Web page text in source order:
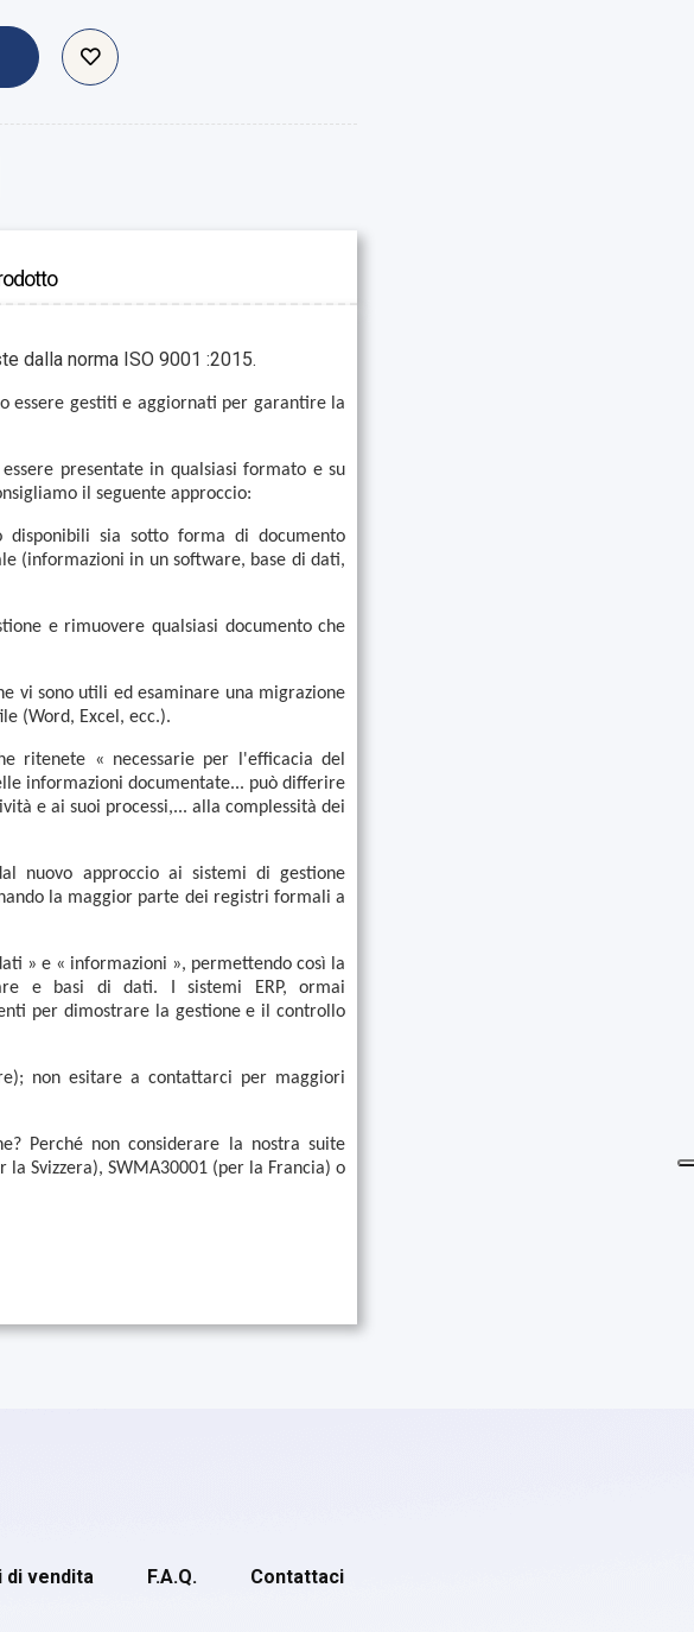
dalla norma ISO 9001 :2015.
essere gestiti e aggiornati per garantire la
presentate in qualsiasi formato e su
il seguente approccio:
disponibili sia sotto forma di documento
(informazioni in un software, base di dati,
e rimuovere qualsiasi documento che
vi sono utili ed esaminare una migrazione
(Word, Excel, ecc.).
ritenete « necessarie per l'efficacia del
informazioni documentate... può differire
e ai suoi processi,... alla complessità dei
nuovo approccio ai sistemi di gestione
la maggior parte dei registri formali a
» e « informazioni », permettendo così la
e basi di dati. I sistemi ERP, ormai
per dimostrare la gestione e il controllo
non esitare a contattarci per maggiori
Perché non considerare la nostra suite
Svizzera), SWMA30001 (per la Francia) o
di vendita F.A.Q. Contattaci